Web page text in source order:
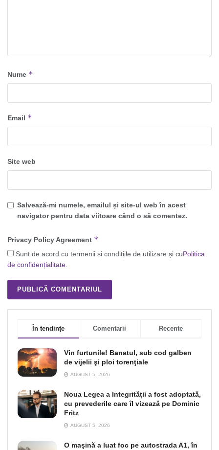
Nume *
Email *
Site web
Salvează-mi numele, emailul și site-ul web în acest
navigator pentru data viitoare când o să comentez.
Privacy Policy Agreement *
Sunt de acord cu termenii și condițiile de utilizare și cuPolitica
de confidențialitate.
În tendințe Comentarii Recente
Vin furtunile! Banatul, sub cod galben
de vijelii şi ploi torenţiale
AUGUST 5, 2026
Noua Legea a Integrității a fost adoptată,
cu prevederile care îl vizează pe Dominic
Fritz
AUGUST 5, 2026
O maşină a luat foc pe autostrada A1, în